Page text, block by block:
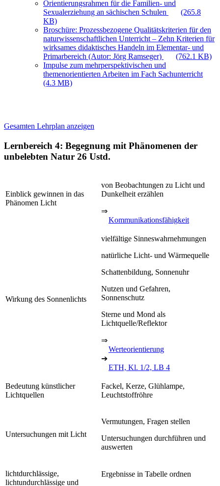
Orientierungsrahmen für die Familien- und
Sexualerziehung an sächischen Schulen
(265.8
KB)
Broschüre: Prozessbezogene Qualitätskriterien für den
naturwissenschaftlichen Unterricht – Zehn Kriterien für
wirksames didaktisches Handeln im Elementar- und
Primarbereich (Autor: Jörg Ramseger)
(762.1 KB)
Impulse zum mehrperspektivischen und
themenorientierten Arbeiten im Fach Sachunterricht
(4.3 MB)
Gesamten Lehrplan anzeigen
Lernbereich 4: Begegnung mit Phänomenen der
unbelebten Natur 26 Ustd.
Einblick gewinnen in das
Phänomen Licht
von Beobachtungen zu Licht und
Dunkelheit erzählen
⇒
Kommunikationsfähigkeit
Wirkung des Sonnenlichts
vielfältige Sinneswahrnehmungen
natürliche Licht- und Wärmequelle
Schattenbildung, Sonnenuhr
Nutzen und Gefahren,
Sonnenschutz
Sterne und Mond als
Lichtquelle/Reflektor
⇒
Werteorientierung
➔
ETH, Kl. 1/2, LB 4
Bedeutung künstlicher
Lichtquellen
Fackel, Kerze, Glühlampe,
Leuchtstoffröhre
Untersuchungen mit Licht
Vermutungen, Fragen stellen
Untersuchungen durchführen und
auswerten
lichtdurchlässige,
lichtundurchlässige und
Ergebnisse in Tabelle ordnen